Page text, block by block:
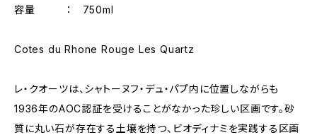
容量 ： 750ml
Cotes du Rhone Rouge Les Quartz
レ・クオーツは、シャトーヌフ・デュ・パプ内に位置しながらも
1936年のAOC認証を受けることがなかった珍しい区画です。砂
質に丸い石が存在する土壌を持つ、ビオディナミを実践する区画